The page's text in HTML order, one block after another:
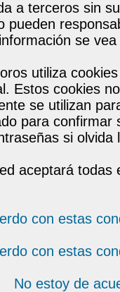
a terceros sin
pueden
se
utiliza
Estos cookies
se utilizan
para
si olvida
aceptará todas
con estas
con estas
No estoy de